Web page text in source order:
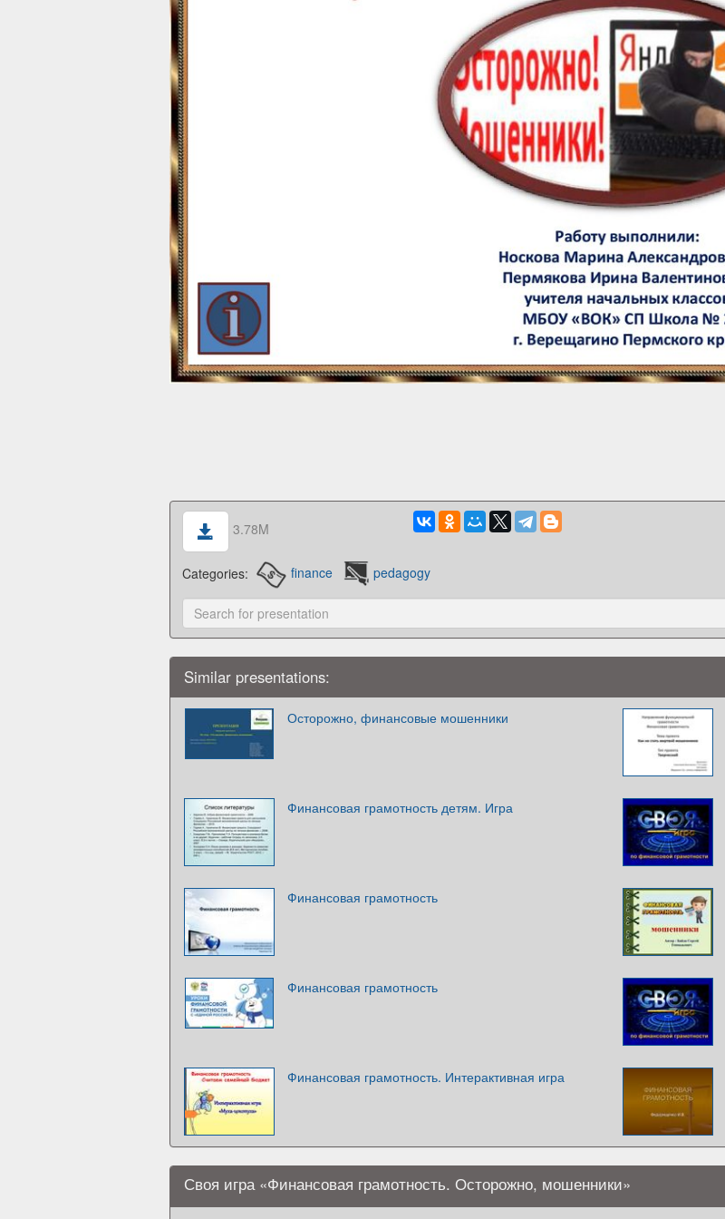
3.78M
Categories: finance pedagogy
Similar presentations:
Осторожно, финансовые мошенники
Финансовая грамотность детям. Игра
Финансовая грамотность
Финансовая грамотность
Финансовая грамотность. Интерактивная игра
Своя игра «Финансовая грамотность. Осторожно, мошенники»